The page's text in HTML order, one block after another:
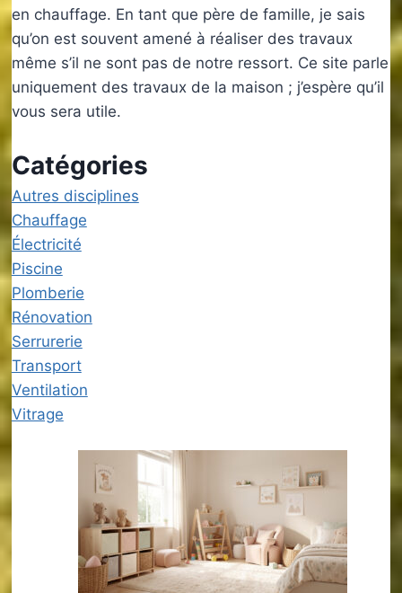
en chauffage. En tant que père de famille, je sais
qu’on est souvent amené à réaliser des travaux
même s’il ne sont pas de notre ressort. Ce site parle
uniquement des travaux de la maison ; j’espère qu’il
vous sera utile.
Catégories
Autres disciplines
Chauffage
Électricité
Piscine
Plomberie
Rénovation
Serrurerie
Transport
Ventilation
Vitrage